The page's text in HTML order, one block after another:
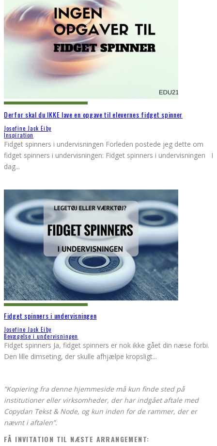
Derfor skal du IKKE lave en opgave til elevernes fidget spinner
Josefine Jack Eiby
Inspiration
Fidget spinners i undervisningen Forleden postede jeg dette om
fidget spinners i undervisningen: Fidget spinners i undervisningen I
dag...
Fidget spinners i undervisningen
Josefine Jack Eiby
Bevægelse i undervisningen
Fidget spinners Ja, fidget spinners er nok ikke gået din næse forbi.
Den lille dimseting, der skulle afhjælpe kropsligt...
”Kopiering fra denne hjemmeside må kun finde sted på
institutioner eller virksomheder, der har indgået aftale med
Copydan Tekst & Node, og kun inden for de rammer, der er
nævnt i aftalen”.
FÅ INVITATION TIL NÆSTE ARRANGEMENT: